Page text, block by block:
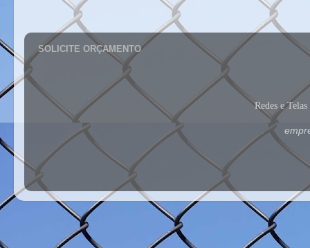
SOLICITE ORÇAMENTO
Redes e